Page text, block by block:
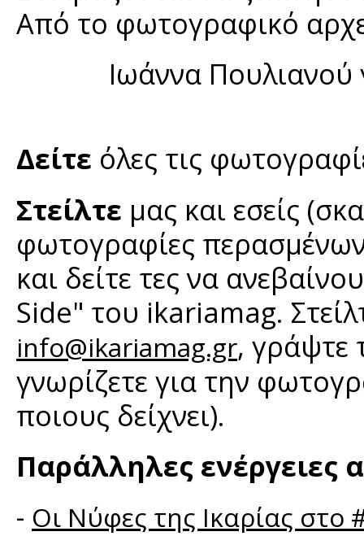
Από το φωτογραφικό
Ιωάννα Πουλιανού
Δείτε όλες τις
Στείλτε μας και εσείς
φωτογραφίες
και δείτε τες να
Side" του ikariamag.
info@ikariamag.gr, γράψτε
γνωρίζετε για την
ποιους δείχνει).
Παράλληλες
- Οι Νύφες της Ικαρίας στο